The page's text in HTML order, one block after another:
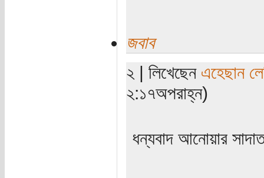
জবাব
২ | লিখেছেন এহেছান
২:১৭অপরাহ্ন)
ধন্যবাদ আনোয়ার